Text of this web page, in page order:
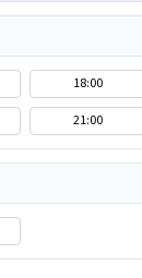
a
sus recursos
de
y bienestar.
la
la
más auténtica y
18:00
21:00